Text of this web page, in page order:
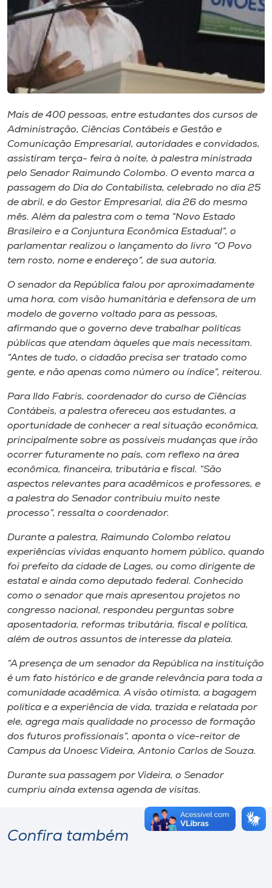
Editora
Rádio
Museu
Unoesc
Store
Selecione
o idioma
A+
A-
Mais de 400 pessoas, entre estudantes dos cursos de
Administração, Ciências Contábeis e Gestão e
Comunicação Empresarial, autoridades e convidados,
assistiram terça- feira à noite, à palestra ministrada
pelo Senador Raimundo Colombo. O evento marca a
passagem do Dia do Contabilista, celebrado no dia 25
de abril, e do Gestor Empresarial, dia 26 do mesmo
mês. Além da palestra com o tema “Novo Estado
Brasileiro e a Conjuntura Econômica Estadual”, o
parlamentar realizou o lançamento do livro “O Povo
tem rosto, nome e endereço”, de sua autoria.
O senador da República falou por aproximadamente
uma hora, com visão humanitária e defensora de um
modelo de governo voltado para as pessoas,
afirmando que o governo deve trabalhar políticas
públicas que atendam àqueles que mais necessitam.
“Antes de tudo, o cidadão precisa ser tratado como
gente, e não apenas como número ou índice”, reiterou.
Para Ildo Fabris, coordenador do curso de Ciências
Contábeis, a palestra ofereceu aos estudantes, a
oportunidade de conhecer a real situação econômica,
principalmente sobre as possíveis mudanças que irão
ocorrer futuramente no país, com reflexo na área
econômica, financeira, tributária e fiscal. “São
aspectos relevantes para acadêmicos e professores, e
a palestra do Senador contribuiu muito neste
processo”, ressalta o coordenador.
Durante a palestra, Raimundo Colombo relatou
experiências vividas enquanto homem público, quando
foi prefeito da cidade de Lages, ou como dirigente de
estatal e ainda como deputado federal. Conhecido
como o senador que mais apresentou projetos no
congresso nacional, respondeu perguntas sobre
aposentadoria, reformas tributária, fiscal e política,
além de outros assuntos de interesse da plateia.
“A presença de um senador da República na instituição
é um fato histórico e de grande relevância para toda a
comunidade acadêmica. A visão otimista, a bagagem
política e a experiência de vida, trazida e relatada por
ele, agrega mais qualidade no processo de formação
dos futuros profissionais”, aponta o vice-reitor de
Campus da Unoesc Videira, Antonio Carlos de Souza.
Durante sua passagem por Videira, o Senador
cumpriu ainda extensa agenda de visitas.
Confira também